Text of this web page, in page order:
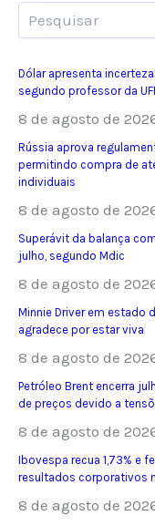
Dólar apresenta
segundo professor da
8 de agosto de
Rússia aprova
permitindo compra de
individuais
8 de agosto de
Superávit da balança
julho, segundo Mdic
8 de agosto de
Minnie Driver em estado
agradece por estar viva
8 de agosto de
Petróleo Brent encerra
de preços devido a
8 de agosto de
Ibovespa recua 1,73% e
resultados corporativos
8 de agosto de